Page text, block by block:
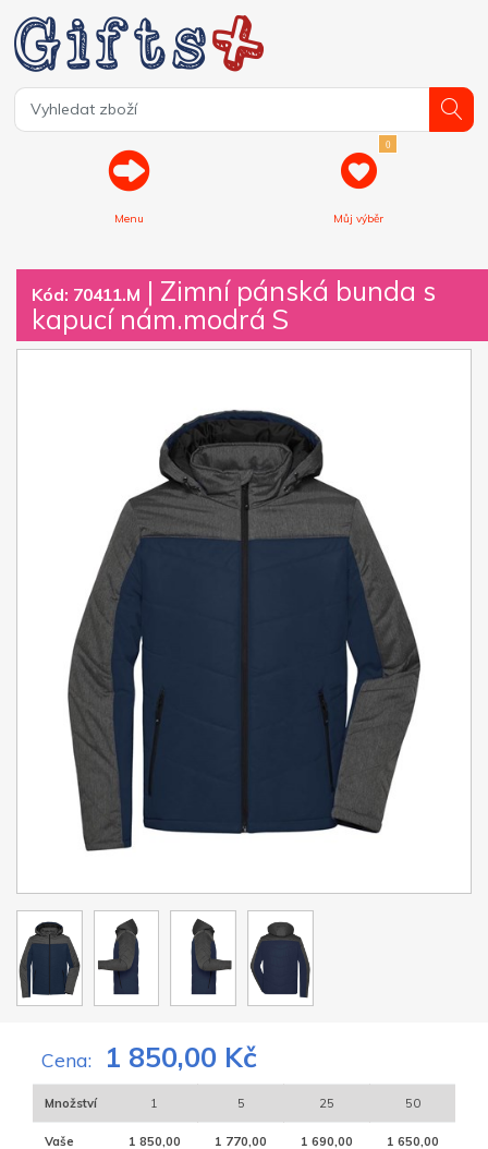
Menu
0
Můj výběr
Kód: 70411.M | Zimní pánská bunda s
kapucí nám.modrá S
Cena: 1 850,00 Kč
Množství 1 5 25 50
Vaše
1 850,00
1 770,00
1 690,00
1 650,00